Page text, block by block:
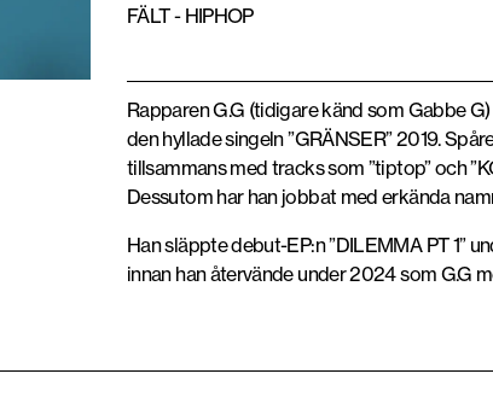
FÄLT - HIPHOP
Rapparen G.G (tidigare känd som Gabbe
den hyllade singeln ”GRÄNSER” 2019.
tillsammans med tracks som ”tiptop” och
Dessutom har han jobbat med erkända
Han släppte debut-EP:n ”DILEMMA PT 1”
innan han återvände under 2024 som G.G